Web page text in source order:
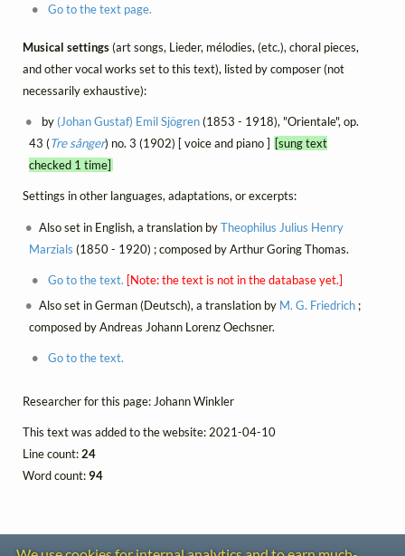
Go to the text page.
Musical settings(art songs, Lieder, mélodies, (etc.), choral pieces,
and other vocal works set to this text), listed by composer (not
necessarily exhaustive):
by (Johan Gustaf) Emil Sjögren(1853 - 1918), "Orientale", op.
43 (Tre sånger) no. 3 (1902) [ voice and piano ] [sung text
checked 1 time]
Settings in other languages, adaptations, or excerpts:
Also set in English, a translation byTheophilus Julius Henry
Marzials (1850 - 1920) ; composed by Arthur Goring Thomas.
Go to the text. [Note: the text is not in the database yet.]
Also set in German (Deutsch), a translation by M. G. Friedrich ;
composed by Andreas Johann Lorenz Oechsner.
Go to the text.
Researcher for this page: Johann Winkler
This text was added to the website: 2021-04-10
Line count:24
Word count:94